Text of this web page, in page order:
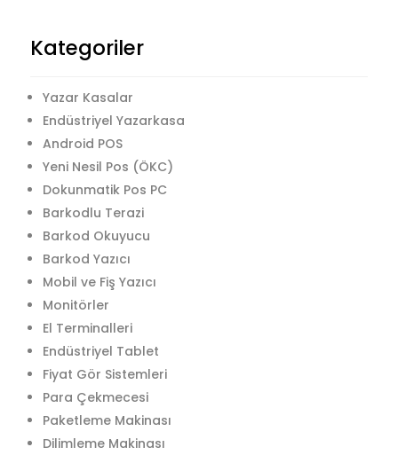
Kategoriler
Yazar Kasalar
Endüstriyel Yazarkasa
Android POS
Yeni Nesil Pos (ÖKC)
Dokunmatik Pos PC
Barkodlu Terazi
Barkod Okuyucu
Barkod Yazıcı
Mobil ve Fiş Yazıcı
Monitörler
El Terminalleri
Endüstriyel Tablet
Fiyat Gör Sistemleri
Para Çekmecesi
Paketleme Makinası
Dilimleme Makinası